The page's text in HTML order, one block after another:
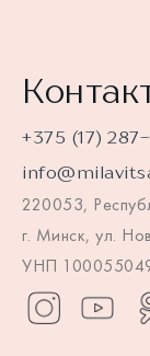
+375 (17)
220053,
г. Минск, ул.
УНП